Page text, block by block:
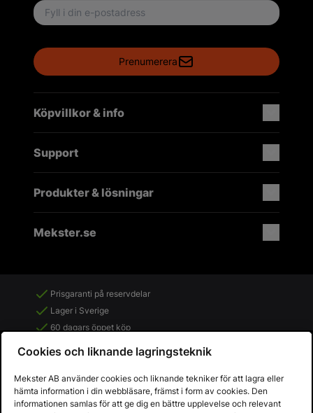
Email address
Prenumerera
Köpvillkor & info
Support
Produkter & lösningar
Mekster.se
Prisgaranti på reservdelar
Lager i Sverige
60 dagars öppet köp
Fria returer
Cookies och liknande lagringsteknik
Mekster AB använder cookies och liknande tekniker för att lagra eller
hämta information i din webbläsare, främst i form av cookies. Den
informationen samlas för att ge dig en bättre upplevelse och relevant